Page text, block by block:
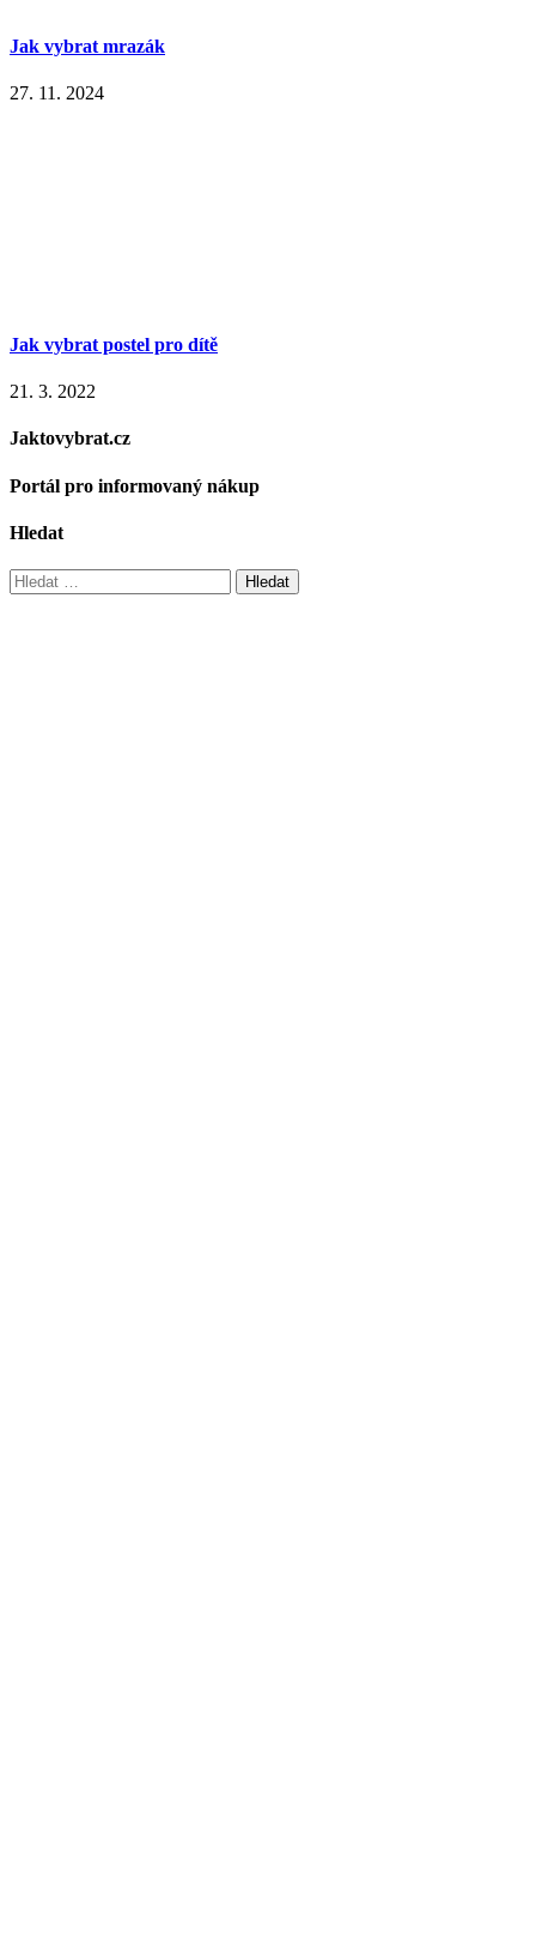
Jak vybrat mrazák
27. 11. 2024
Jak vybrat postel pro dítě
21. 3. 2022
Jaktovybrat.cz
Portál pro informovaný nákup
Hledat
Vyhledávání